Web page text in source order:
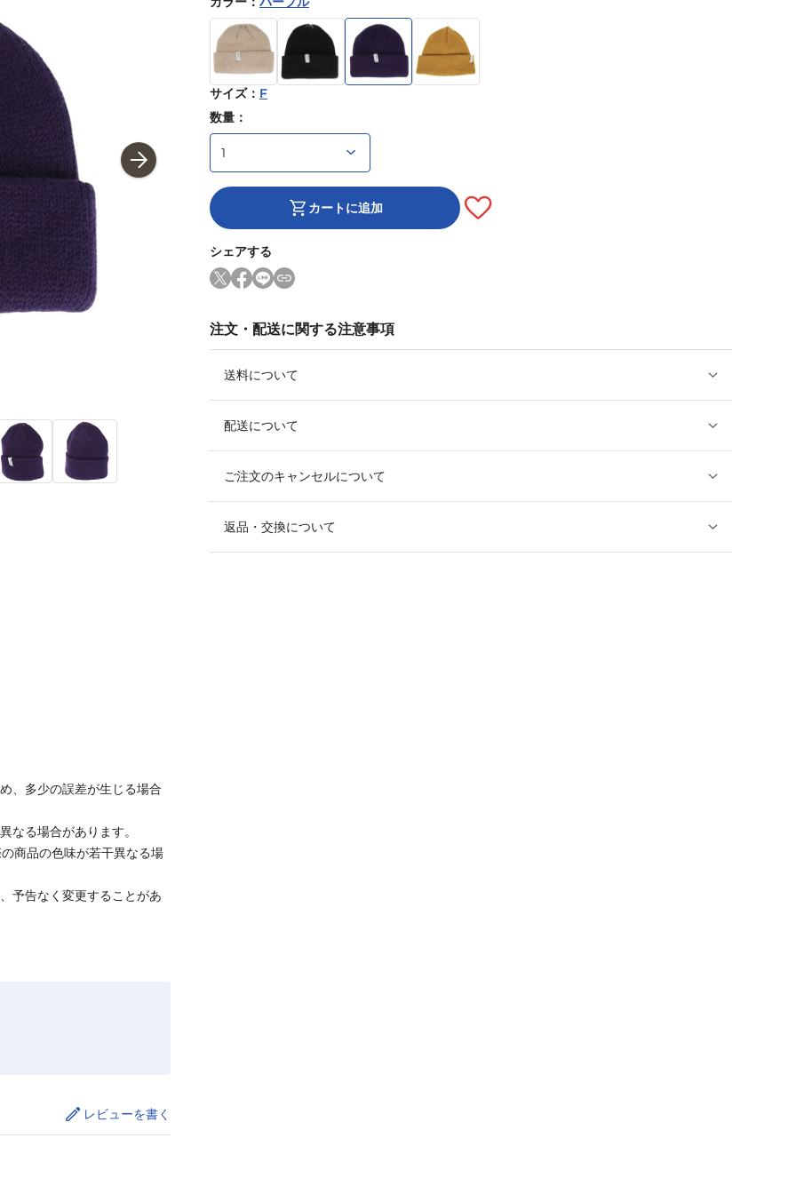
サイズ： F
数量：
カートに追加
シェアする
注文・配送に関する注意事項
送料について
配送について
ご注文のキャンセルについて
返品・交換について
、多少の誤差が生じる場合
なる場合があります。
商品の色味が若干異なる場
予告なく変更することがあ
レビューを書く